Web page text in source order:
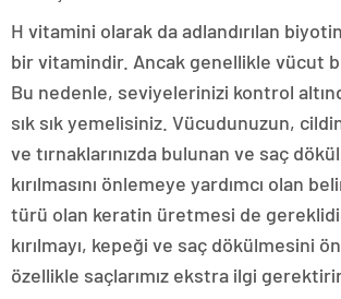
H vitamini olarak da adlandırılan
bir vitamindir. Ancak genellikle vücut
Bu nedenle, seviyelerinizi kontrol
sık sık yemelisiniz. Vücudunuzun,
ve tırnaklarınızda bulunan ve saç
kırılmasını önlemeye yardımcı olan
türü olan keratin üretmesi de
kırılmayı, kepeği ve saç dökülmesini
özellikle saçlarımız ekstra ilgi